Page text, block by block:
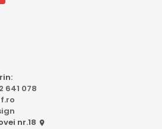
641 078
nr.18